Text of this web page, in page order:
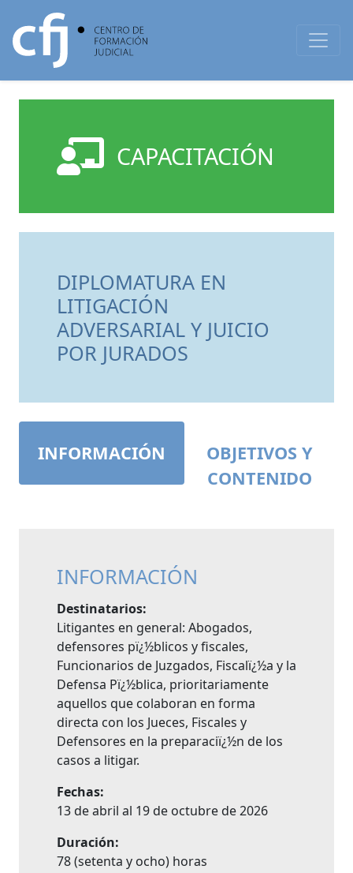
CAPACITACIÓN
DIPLOMATURA EN
LITIGACIÓN
ADVERSARIAL Y JUICIO
POR JURADOS
INFORMACIÓN
OBJETIVOS Y
CONTENIDO
INFORMACIÓN
Destinatarios:
Litigantes en general: Abogados,
defensores pï¿½blicos y fiscales,
Funcionarios de Juzgados, Fiscalï¿½a y la
Defensa Pï¿½blica, prioritariamente
aquellos que colaboran en forma
directa con los Jueces, Fiscales y
Defensores en la preparaciï¿½n de los
casos a litigar.
Fechas:
13 de abril al 19 de octubre de 2026
Duración:
78 (setenta y ocho) horas